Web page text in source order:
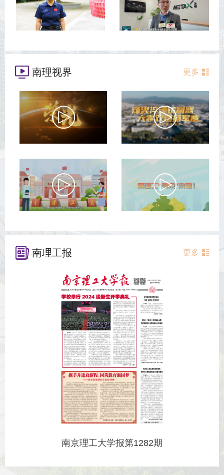
南理视界 更多
南理工报 更多
南京理工大学报第1282期